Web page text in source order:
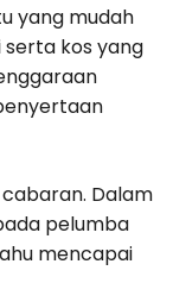
yang mudah
kos yang
Dalam
pelumba
mencapai